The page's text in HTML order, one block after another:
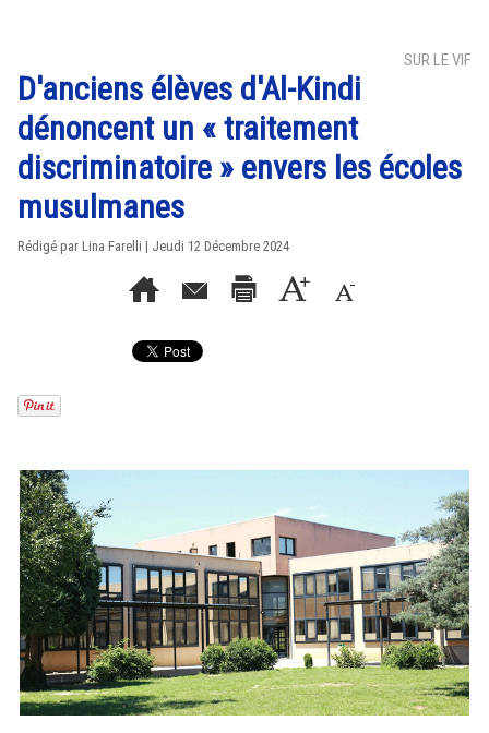
SUR LE VIF
D'anciens élèves d'Al-Kindi
dénoncent un « traitement
discriminatoire » envers les écoles
musulmanes
Rédigé par Lina Farelli | Jeudi 12 Décembre 2024